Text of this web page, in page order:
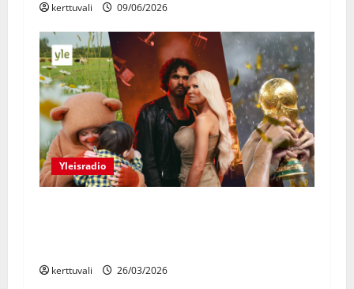
t
i
o
n
kerttuvali 09/06/2026
Yleisradio
kerttuvali 26/03/2026